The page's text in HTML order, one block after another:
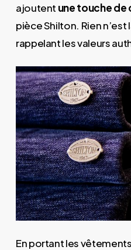
ajoutent une touche de
pièce Shilton. Rien n’est
rappelant les valeurs
En portant les